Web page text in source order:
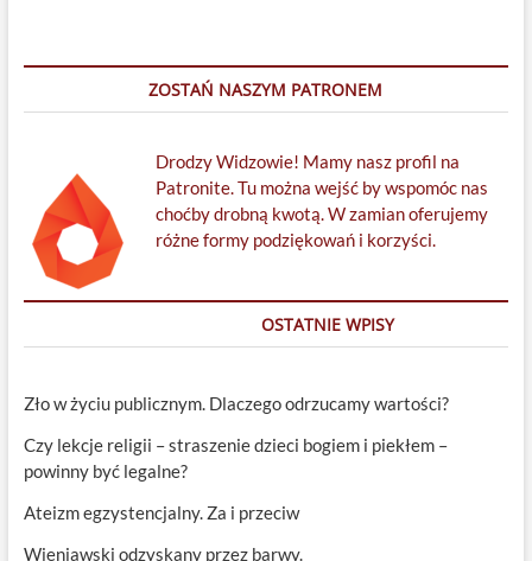
ZOSTAŃ NASZYM PATRONEM
Drodzy Widzowie! Mamy nasz profil na
Patronite. Tu można wejść by wspomóc nas
choćby drobną kwotą. W zamian oferujemy
różne formy podziękowań i korzyści.
OSTATNIE WPISY
Zło w życiu publicznym. Dlaczego odrzucamy wartości?
Czy lekcje religii – straszenie dzieci bogiem i piekłem –
powinny być legalne?
Ateizm egzystencjalny. Za i przeciw
Wieniawski odzyskany przez barwy.